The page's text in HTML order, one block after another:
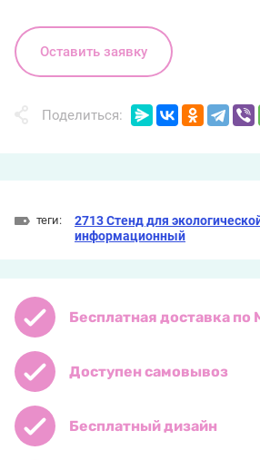
Оставить заявку
Поделиться:
теги: 2713 Стенд для
информационный
Бесплатная доставка по
Доступен самовывоз
Бесплатный дизайн